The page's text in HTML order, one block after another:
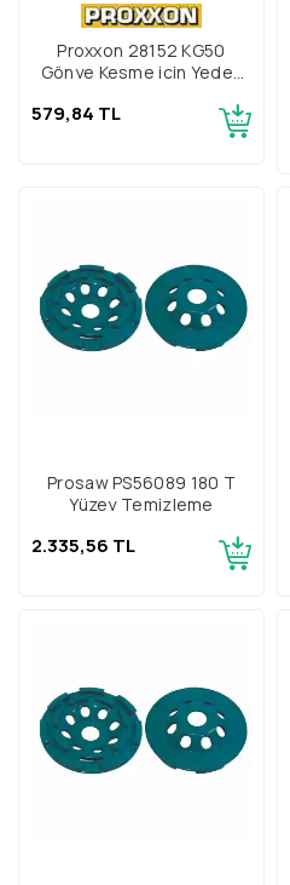
Proxxon 28152 KG50
Gönye Kesme için Yedek
579,84 TL
Prosaw PS56089 180 T
Yüzey Temizleme
2.335,56 TL